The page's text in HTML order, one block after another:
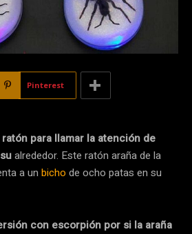
Pinterest
ratón para llamar la atención de
alrededor. Este ratón araña de la
a un bicho de ocho patas en su
con escorpión por si la araña